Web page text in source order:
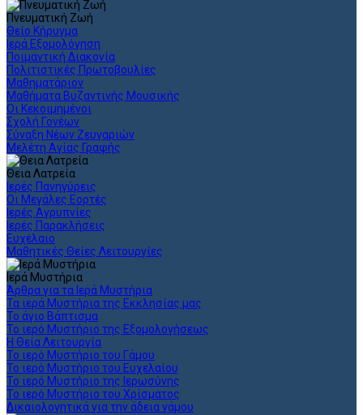
Πνευματική Ζωή
Θείο Κήρυγμα
Ιερά Εξομολόγηση
Ποιμαντική Διακονία
Πολιτιστικές Πρωτοβουλίες
Μαθηματάριον
Μαθήματα Βυζαντινής Μουσικής
Οι Κεκοιμημένοι
Σχολή Γονέων
Σύναξη Νέων Ζευγαριών
Μελέτη Αγίας Γραφής
Θεια Λατρεία
Ιερές Πανηγύρεις
Οι Μεγάλες Εορτές
Ιερές Αγρυπνίες
Ιερές Παρακλήσεις
Ευχέλαιο
Μαθητικές Θείες Λειτουργίες
Ιερά Μυστήρια
Άρθρα για τα Ιερά Μυστήρια
Τα ιερά Μυστήρια της Εκκλησίας μας
Το άγιο Βάπτισμα
Το ιερό Μυστήριο της Εξομολογήσεως
Η Θεία Λειτουργία
Το ιερό Μυστήριο του Γάμου
Το ιερό Μυστήριο του Ευχελαίου
Το ιερό Μυστήριο της Ιερωσύνης
Το ιερό Μυστήριο του Χρίσματος
Δικαιολογητικά για την άδεια γάμου